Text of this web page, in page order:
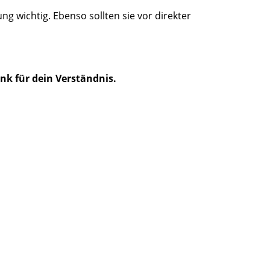
wichtig. Ebenso sollten sie vor direkter
für dein Verständnis.